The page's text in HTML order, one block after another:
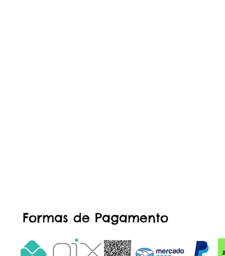
Formas de Pagamento